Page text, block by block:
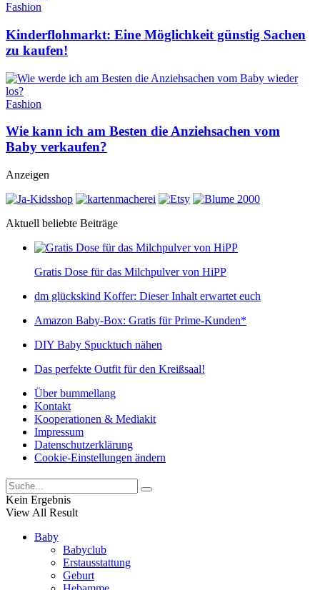
Fashion
Kinderflohmarkt: Eine Möglichkeit günstig Sachen
zu kaufen!
Fashion
Wie kann ich am Besten die Anziehsachen vom
Baby verkaufen?
Anzeigen
Aktuell beliebte Beiträge
Gratis Dose für das Milchpulver von HiPP
dm glückskind Koffer: Dieser Inhalt erwartet euch
Amazon Baby-Box: Gratis für Prime-Kunden*
DIY Baby Spucktuch nähen
Das perfekte Outfit für den Kreißsaal!
Über bummellang
Kontakt
Kooperationen & Mediakit
Impressum
Datenschutzerklärung
Cookie-Einstellungen ändern
Kein Ergebnis
View All Result
Baby
Babyclub
Erstausstattung
Geburt